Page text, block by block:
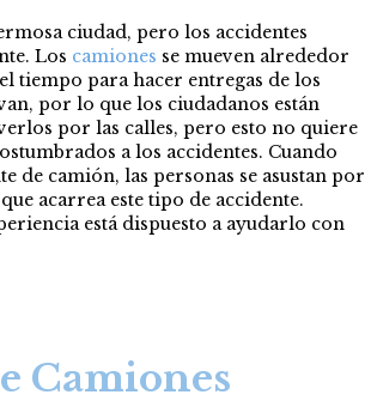
ciudad, pero los accidentes
Los camiones se mueven alrededor
tiempo para hacer entregas de los
por lo que los ciudadanos están
por las calles, pero esto no quiere
a los accidentes. Cuando
de camión, las personas se asustan por
acarrea este tipo de accidente.
está dispuesto a ayudarlo con
Camiones